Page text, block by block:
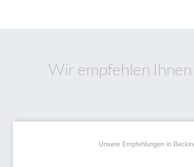
Wir empfehlen
Unsere Empfehlungen in